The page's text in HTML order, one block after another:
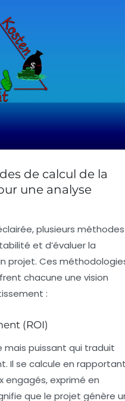
de calcul de la
une analyse
plusieurs méthodes
et d’évaluer la
projet. Ces
chacune une vision
:
(ROI)
mais puissant qui traduit
Il se calcule en
engagés, exprimé en
que le projet génère